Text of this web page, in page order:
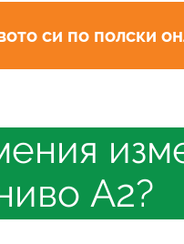
си по полски
А2?